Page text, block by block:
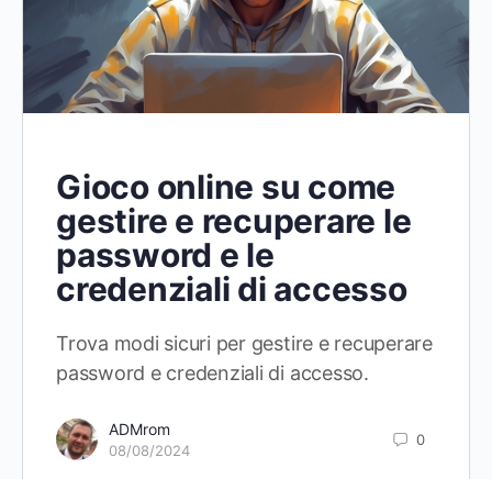
Gioco online su come
gestire e recuperare le
password e le
credenziali di accesso
Trova modi sicuri per gestire e recuperare
password e credenziali di accesso.
ADMrom
08/08/2024
0